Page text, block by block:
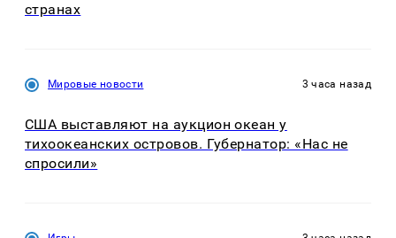
странах
Мировые новости 3 часа назад
США выставляют на аукцион океан у
тихоокеанских островов. Губернатор: «Нас не
спросили»